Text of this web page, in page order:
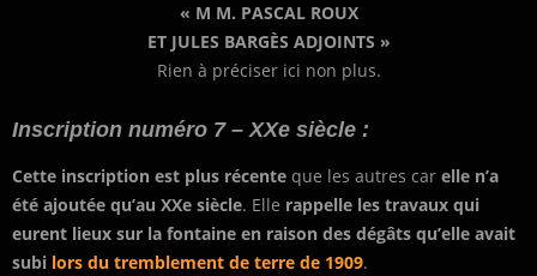
« M M. PASCAL ROUX
ET JULES BARGÈS ADJOINTS »
Rien à préciser ici non plus.
Inscription numéro 7 – XXe siècle :
Cette inscription est plus récente que les autres car elle n’a
été ajoutée qu’au XXe siècle. Elle rappelle les travaux qui
eurent lieux sur la fontaine en raison des dégâts qu’elle avait
subi lors du tremblement de terre de 1909.